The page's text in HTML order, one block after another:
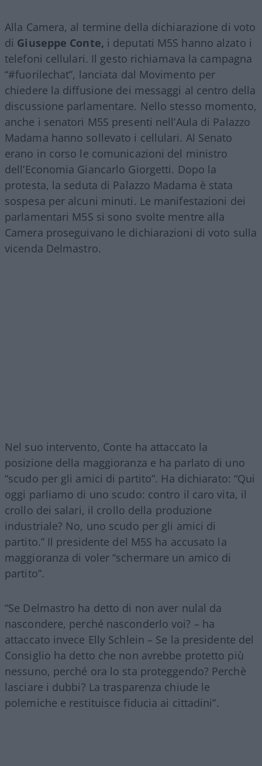
Alla Camera, al termine della dichiarazione di voto
di Giuseppe Conte, i deputati M5S hanno alzato i
telefoni cellulari. Il gesto richiamava la campagna
“#fuorilechat”, lanciata dal Movimento per
chiedere la diffusione dei messaggi al centro della
discussione parlamentare. Nello stesso momento,
anche i senatori M5S presenti nell’Aula di Palazzo
Madama hanno sollevato i cellulari. Al Senato
erano in corso le comunicazioni del ministro
dell’Economia Giancarlo Giorgetti. Dopo la
protesta, la seduta di Palazzo Madama è stata
sospesa per alcuni minuti. Le manifestazioni dei
parlamentari M5S si sono svolte mentre alla
Camera proseguivano le dichiarazioni di voto sulla
vicenda Delmastro.
Nel suo intervento, Conte ha attaccato la
posizione della maggioranza e ha parlato di uno
“scudo per gli amici di partito”. Ha dichiarato: “Qui
oggi parliamo di uno scudo: contro il caro vita, il
crollo dei salari, il crollo della produzione
industriale? No, uno scudo per gli amici di
partito.” Il presidente del M5S ha accusato la
maggioranza di voler “schermare un amico di
partito”.
“Se Delmastro ha detto di non aver nulal da
nascondere, perché nasconderlo voi? – ha
attaccato invece Elly Schlein – Se la presidente del
Consiglio ha detto che non avrebbe protetto più
nessuno, perché ora lo sta proteggendo? Perchè
lasciare i dubbi? La trasparenza chiude le
polemiche e restituisce fiducia ai cittadini”.